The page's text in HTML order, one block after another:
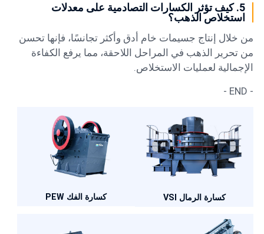
5. كيف تؤثر الكسارات التصادمية على معدلات
استخلاص الذهب؟
من خلال إنتاج جسيمات خام أدق وأكثر تجانسًا، فإنها تحسن
من تحرير الذهب في المراحل اللاحقة، مما يرفع الكفاءة
الإجمالية لعمليات الاستخلاص.
- END -
كسارة الفك PEW كسارة الرمال VSI